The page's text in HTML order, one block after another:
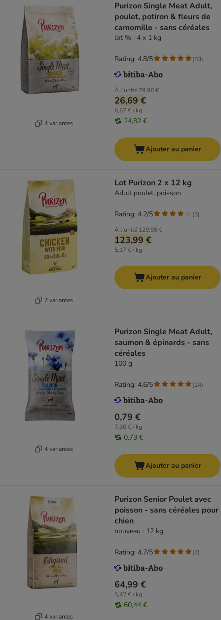
4 variantes
Purizon Single Meat Adult,
poulet, potiron & fleurs de
camomille - sans céréales
lot % : 4 x 1 kg
À l'unité 29,96 €
26,69 €
6,67 € / kg
24,82 €
Rating: 4.8/5 (53)
Ajouter au panier
7 variantes
Lot Purizon 2 x 12 kg
Adult poulet, poisson
À l'unité 129,98 €
123,99 €
5,17 € / kg
Rating: 4.2/5 (5)
Ajouter au panier
4 variantes
Purizon Single Meat Adult,
saumon & épinards - sans
céréales
100 g
0,79 €
7,90 € / kg
0,73 €
Rating: 4.6/5 (24)
Ajouter au panier
4 variantes
Purizon Senior Poulet avec
poisson - sans céréales pour
chien
nouveau : 12 kg
64,99 €
5,42 € / kg
60,44 €
Rating: 4.7/5 (7)